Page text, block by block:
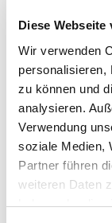
Diese Webseite
Wir verwenden
personalisieren,
zu können und
analysieren.
Verwendung
soziale Medien,
Partner führen
weiteren Daten
haben oder die
02202
Handy:
E-Mail:
Homepage: